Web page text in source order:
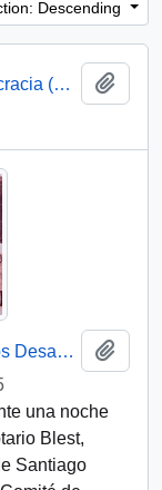
Descending
Concertación de Mujeres por la Democracia (Santiago, Chile)
Agrupación de Familiares de Detenidos Desaparecidos (Chile)
una noche
Blest,
Santiago